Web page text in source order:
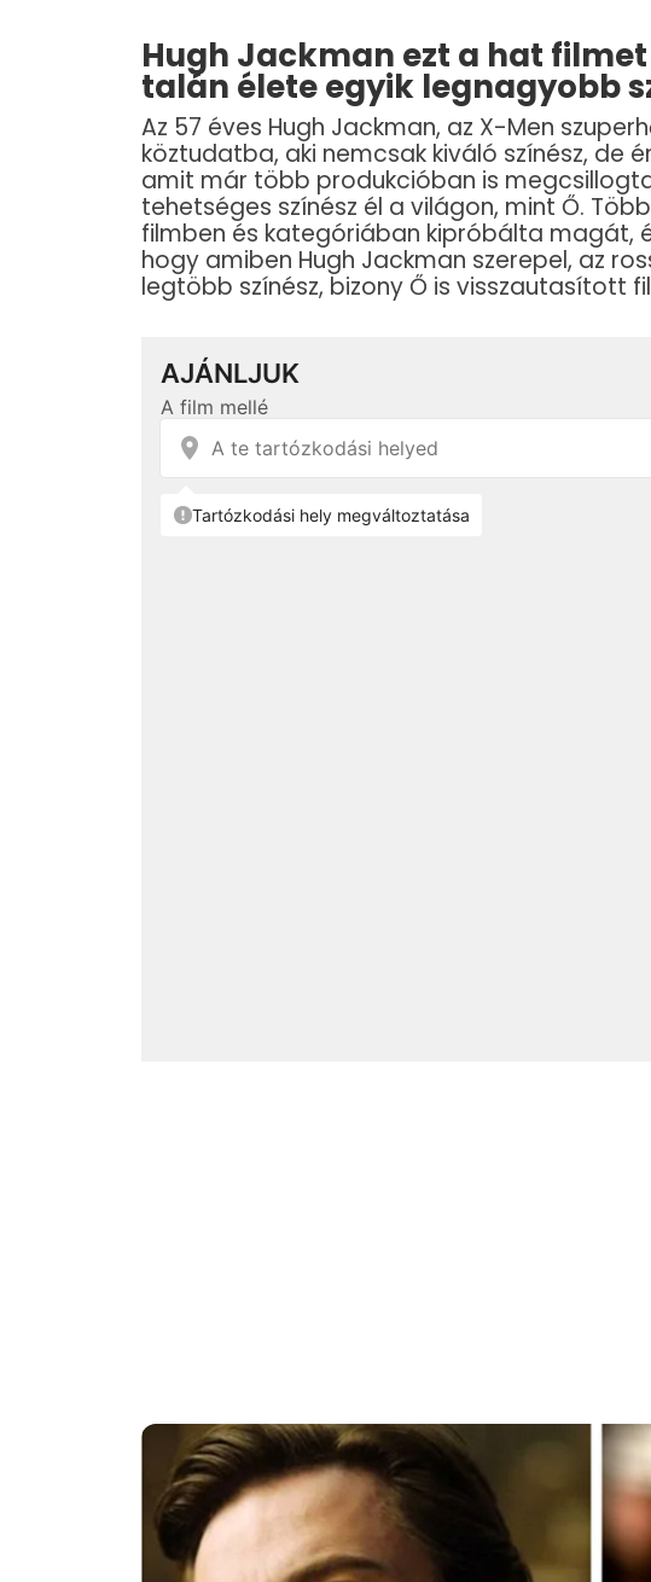
Hugh Jackman ezt a hat
talán élete egyik legnagyobb
Az 57 éves Hugh Jackman, az X-Men
köztudatba, aki nemcsak kiváló színész, de
amit már több produkcióban is
tehetséges színész él a világon, mint Ő.
filmben és kategóriában kipróbálta magát,
hogy amiben Hugh Jackman szerepel, az
legtöbb színész, bizony Ő is visszautasított